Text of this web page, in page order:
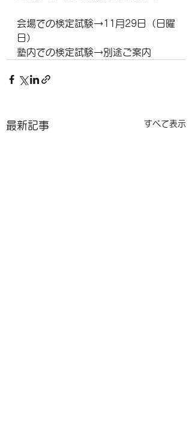
会場での検定試験→11月29日（日曜
日）
塾内での検定試験→別途ご案内
最新記事 すべて表示